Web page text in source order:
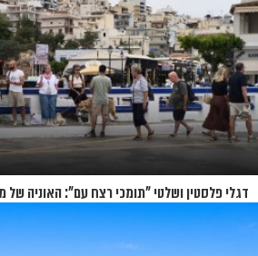
דגלי פלסטין ושלטי "תומכי רצח עם": האוניה של
המחאות